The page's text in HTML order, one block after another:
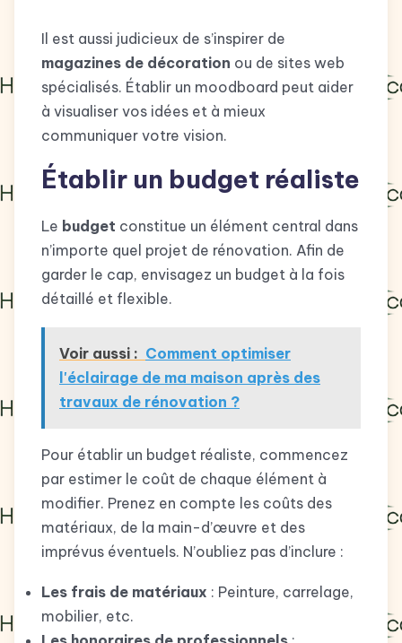
Il est aussi judicieux de s’inspirer de
magazines de décoration ou de sites web
spécialisés. Établir un moodboard peut aider
à visualiser vos idées et à mieux
communiquer votre vision.
Établir un budget réaliste
Le budget constitue un élément central dans
n’importe quel projet de rénovation. Afin de
garder le cap, envisagez un budget à la fois
détaillé et flexible.
Voir aussi : Comment optimiser
l'éclairage de ma maison après des
travaux de rénovation ?
Pour établir un budget réaliste, commencez
par estimer le coût de chaque élément à
modifier. Prenez en compte les coûts des
matériaux, de la main-d’œuvre et des
imprévus éventuels. N’oubliez pas d’inclure :
Les frais de matériaux : Peinture, carrelage,
mobilier, etc.